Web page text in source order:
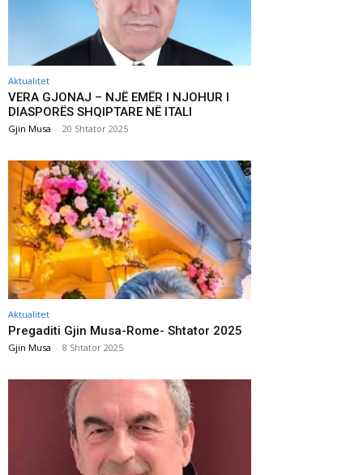
Aktualitet
VERA GJONAJ – NJË EMËR I NJOHUR I
DIASPORËS SHQIPTARE NË ITALI
Gjin Musa - 20 Shtator 2025
Aktualitet
Pregaditi Gjin Musa-Rome- Shtator 2025
Gjin Musa - 8 Shtator 2025